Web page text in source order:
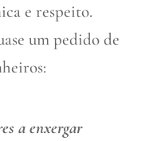
e respeito.
um pedido de
a enxergar